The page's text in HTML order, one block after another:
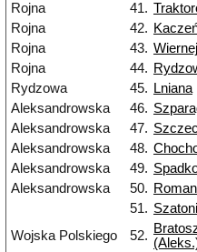
Rojna
41.
Rojna
42.
Rojna
43.
Rojna
44.
Rydzowa
45. Lniana
Aleksandrowska
46.
Aleksandrowska
47.
Aleksandrowska
48.
Aleksandrowska
49.
Aleksandrowska
50.
51.
Wojska Polskiego
52.